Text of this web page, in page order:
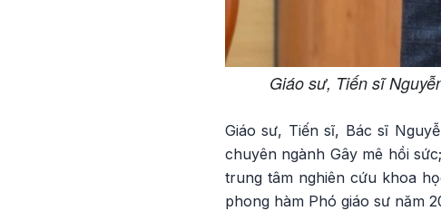
Giáo sư, Tiến sĩ
Giáo sư, Tiến sĩ, Bác sĩ
chuyên ngành Gây mê hồi
trung tâm nghiên cứu khoa
phong hàm Phó giáo sư năm